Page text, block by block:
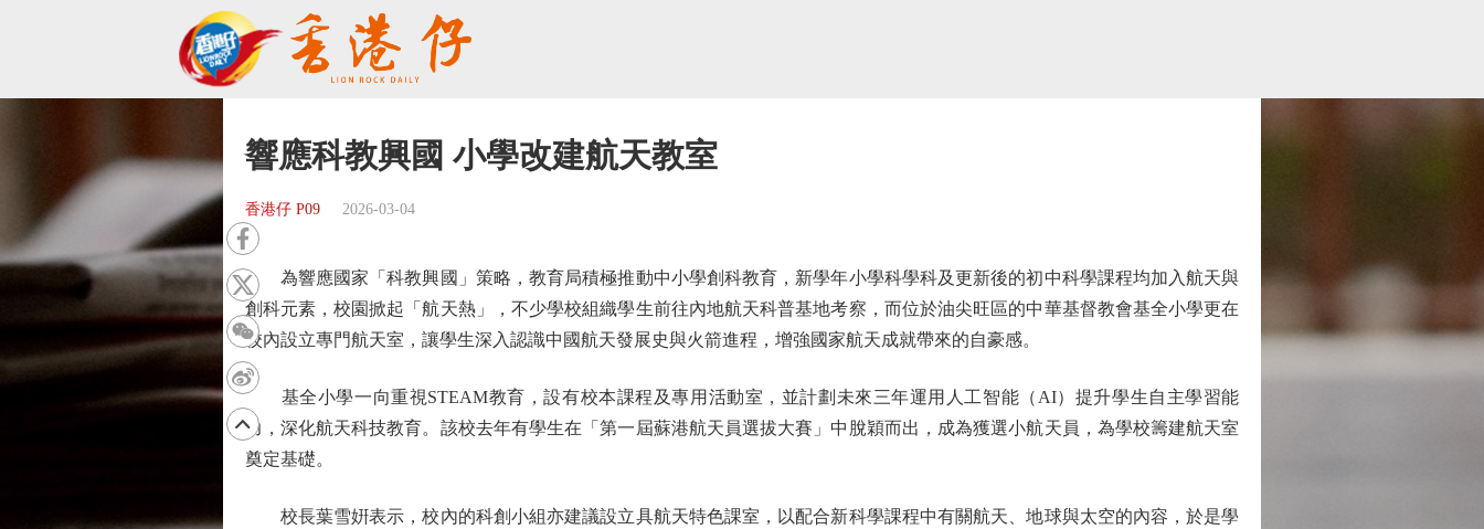
響應科教興國 小學改建航天教室
香港仔 P09 2026-03-04
為響應國家「科教興國」策略，教育局積極推動中小學創科教育，新學年小學科學科及更新後的初中科學課程均加入航天與
創科元素，校園掀起「航天熱」，不少學校組織學生前往內地航天科普基地考察，而位於油尖旺區的中華基督教會基全小學更在
校內設立專門航天室，讓學生深入認識中國航天發展史與火箭進程，增強國家航天成就帶來的自豪感。
基全小學一向重視STEAM教育，設有校本課程及專用活動室，並計劃未來三年運用人工智能（AI）提升學生自主學習能
力，深化航天科技教育。該校去年有學生在「第一屆蘇港航天員選拔大賽」中脫穎而出，成為獲選小航天員，為學校籌建航天室
奠定基礎。
校長葉雪姸表示，校內的科創小組亦建議設立具航天特色課室，以配合新科學課程中有關航天、地球與太空的內容，於是學